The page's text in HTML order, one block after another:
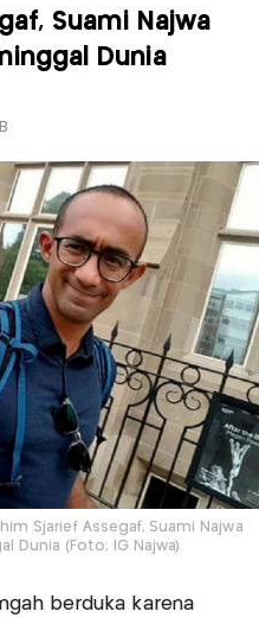
Suami Najwa
Dunia
Sjarief Assegaf, Suami Najwa
Dunia (Foto; IG Najwa)
berduka karena